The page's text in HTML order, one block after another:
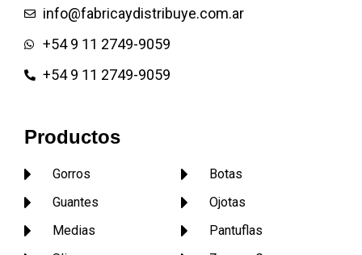
info@fabricaydistribuye.com.ar
+54 9 11 2749-9059
+54 9 11 2749-9059
Productos
Gorros
Guantes
Medias
Botas
Ojotas
Pantuflas